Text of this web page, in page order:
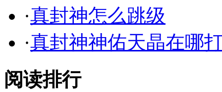
·真封神怎么跳级
·真封神神佑天晶在哪
阅读排行